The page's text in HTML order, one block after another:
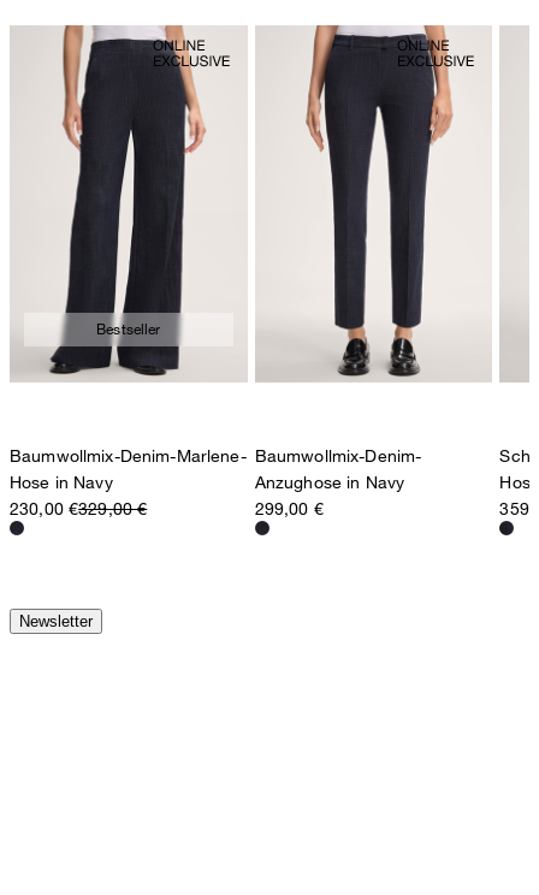
Bestseller
Baumwollmix-Denim-Marlene-
Hose in Navy
230,00 €329,00 €
Baumwollmix-Denim-
Anzughose in Navy
299,00 €
Newsletter